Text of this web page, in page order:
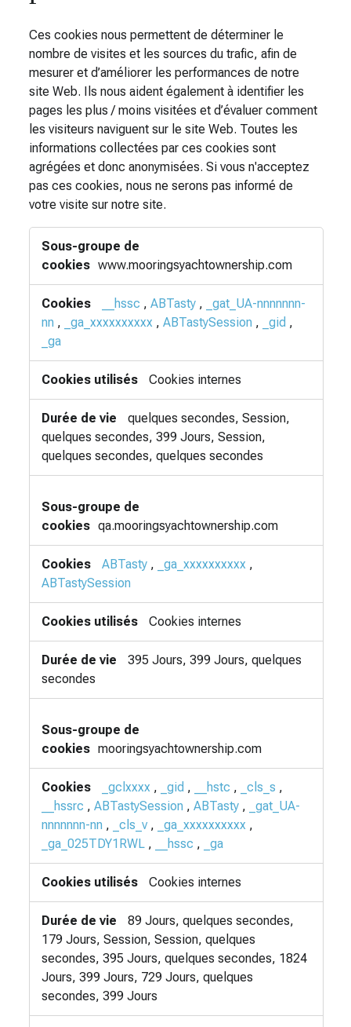
Ces cookies nous permettent de déterminer le
nombre de visites et les sources du trafic, afin de
mesurer et d’améliorer les performances de notre
site Web. Ils nous aident également à identifier les
pages les plus / moins visitées et d’évaluer comment
les visiteurs naviguent sur le site Web. Toutes les
informations collectées par ces cookies sont
agrégées et donc anonymisées. Si vous n'acceptez
pas ces cookies, nous ne serons pas informé de
votre visite sur notre site.
Cookies
de
performancewww.mooringsyachtownership.com
__hssc , ABTasty ,
_gat_UA-nnnnnnn-
nn , _ga_xxxxxxxxxx , ABTastySession , _gid ,
_ga
Cookies internes
quelques secondes, Session,
quelques secondes, 399 Jours, Session,
quelques secondes, quelques secondes
qa.mooringsyachtownership.com
ABTasty , _ga_xxxxxxxxxx ,
ABTastySession
Cookies internes
395 Jours, 399 Jours, quelques
secondes
mooringsyachtownership.com
_gclxxxx , _gid , __hstc , _cls_s ,
__hssrc , ABTastySession , ABTasty ,
_gat_UA-
nnnnnnn-nn , _cls_v , _ga_xxxxxxxxxx ,
_ga_025TDY1RWL , __hssc , _ga
Cookies internes
89 Jours, quelques secondes,
179 Jours, Session, Session, quelques
secondes, 395 Jours, quelques secondes, 1824
Jours, 399 Jours, 729 Jours, quelques
secondes, 399 Jours